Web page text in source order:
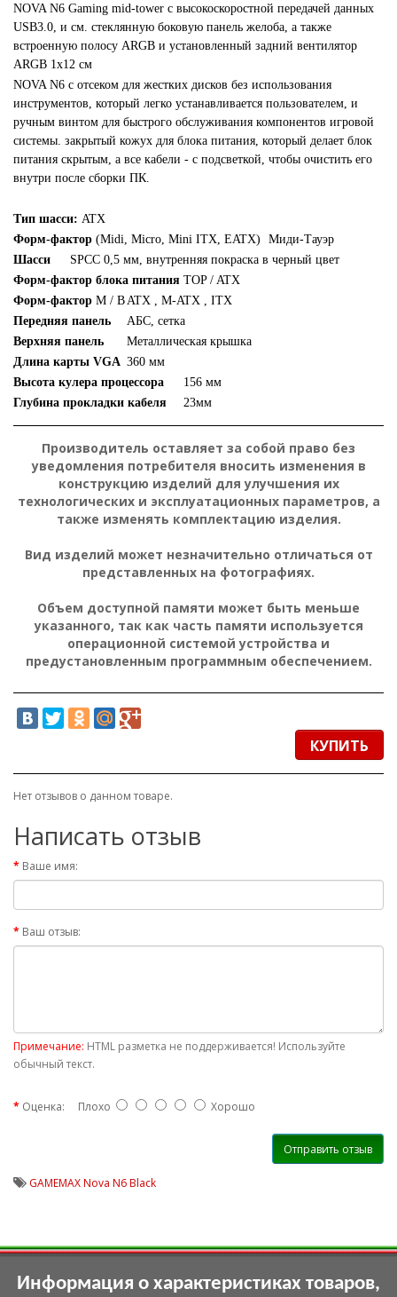
NOVA N6 Gaming mid-tower с высокоскоростной передачей данных
USB3.0, и см. стеклянную боковую панель желоба, а также
встроенную полосу ARGB и установленный задний вентилятор
ARGB 1x12 см
NOVA N6 с отсеком для жестких дисков без использования
инструментов, который легко устанавливается пользователем, и
ручным винтом для быстрого обслуживания компонентов игровой
системы. закрытый кожух для блока питания, который делает блок
питания скрытым, а все кабели - с подсветкой, чтобы очистить его
внутри после сборки ПК.
Тип шасси: ATX
Форм-фактор (Midi, Micro, Mini ITX, EATX)
Миди-Тауэр
Шасси
SPCC 0,5 мм, внутренняя покраска в черный цвет
Форм-фактор блока питания TOP / ATX
Форм-фактор M / BATX , M-ATX , ITX
Передняя панель
АБС, сетка
Верхняя панель
Металлическая крышка
Длина карты VGA 360 мм
Высота кулера процессора
156 мм
Глубина прокладки кабеля
23мм
Производитель оставляет за собой право без
уведомления потребителя вносить изменения в
конструкцию изделий для улучшения их
технологических и эксплуатационных параметров, а
также изменять комплектацию изделия.
Вид изделий может незначительно отличаться от
представленных на фотографиях.
Объем доступной памяти может быть меньше
указанного, так как часть памяти используется
операционной системой устройства и
предустановленным программным обеспечением.
КУПИТЬ
Нет отзывов о данном товаре.
Написать отзыв
Ваше имя:
Ваш отзыв:
Примечание: HTML разметка не поддерживается! Используйте
обычный текст.
Оценка: Плохо Хорошо
Отправить отзыв
GAMEMAX Nova N6 Black
Информация о характеристиках товаров,